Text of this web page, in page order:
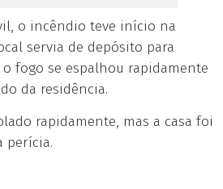
o incêndio teve início na
servia de depósito para
fogo se espalhou rapidamente
da residência.
rapidamente, mas a casa foi
perícia.